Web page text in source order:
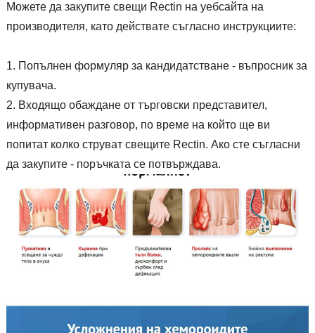
Можете да закупите свещи Rectin на уебсайта на
производителя, като действате съгласно инструкциите:
Попълнен формуляр за кандидатстване - въпросник за
купувача.
Входящо обаждане от търговски представител,
информативен разговор, по време на който ще ви
попитат колко струват свещите Rectin. Ако сте съгласни
да закупите - поръчката се потвърждава.